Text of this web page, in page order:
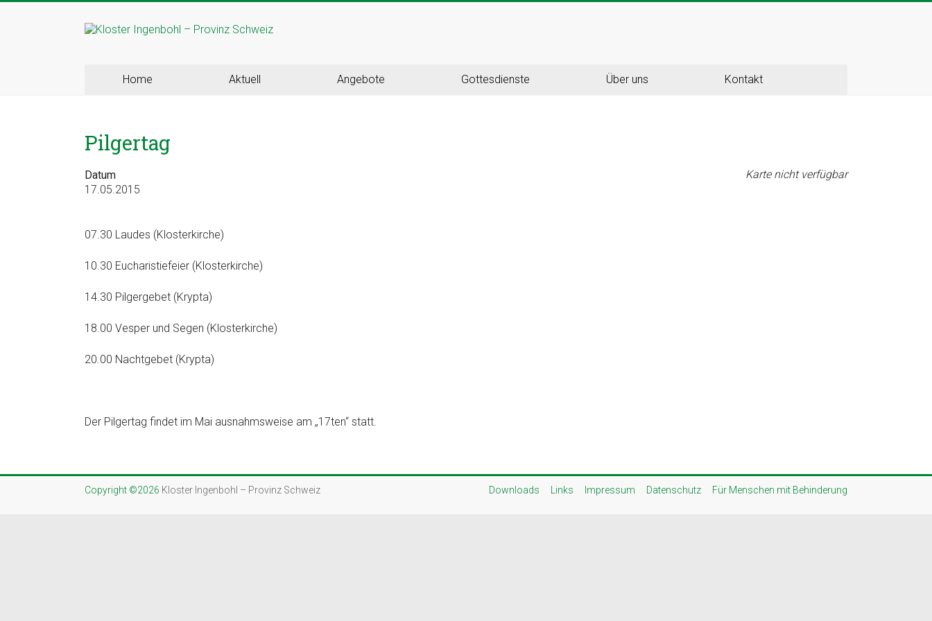
Kloster
Ingenbohl
Schweiz
Herzlich
Willkommen
Ingenbohler
Schwestern
Home Aktuell Angebote Gottesdienste Über uns Kontakt
Pilgertag
Karte nicht verfügbar
Datum
17.05.2015
07.30 Laudes (Klosterkirche)
10.30 Eucharistiefeier (Klosterkirche)
14.30 Pilgergebet (Krypta)
18.00 Vesper und Segen (Klosterkirche)
20.00 Nachtgebet (Krypta)
Der Pilgertag findet im Mai ausnahmsweise am „17ten“ statt.
Copyright ©2026 Kloster Ingenbohl – Provinz Schweiz Downloads Links Impressum Datenschutz Für Menschen mit Behinderung